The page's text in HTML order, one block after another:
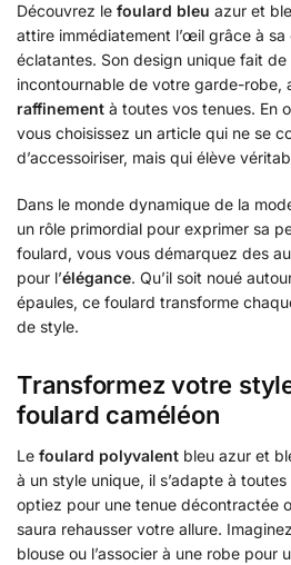
Découvrez le foulard bleu azur et
attire immédiatement l’œil grâce à
éclatantes. Son design unique fait
incontournable de votre garde-robe,
raffinement à toutes vos tenues. En
vous choisissez un article qui ne se
d’accessoiriser, mais qui élève
Dans le monde dynamique de la
un rôle primordial pour exprimer sa
foulard, vous vous démarquez des
pour l’élégance. Qu’il soit noué
épaules, ce foulard transforme
de style.
Transformez votre
foulard caméléon
Le foulard polyvalent bleu azur et
à un style unique, il s’adapte à
optiez pour une tenue décontractée
saura rehausser votre allure.
blouse ou l’associer à une robe pour